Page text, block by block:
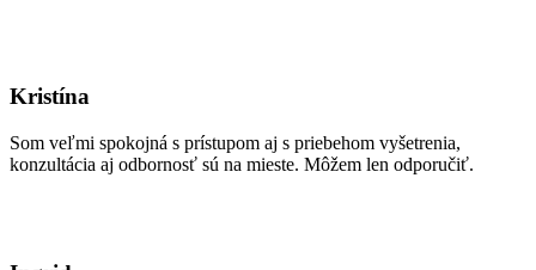
Kristína
Som veľmi spokojná s prístupom aj s priebehom vyšetrenia,
konzultácia aj odbornosť sú na mieste. Môžem len odporučiť.